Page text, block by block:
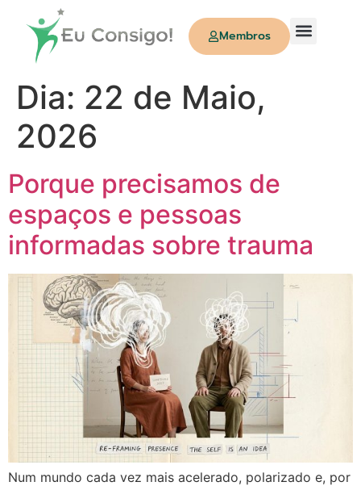
Membros
Dia: 22 de Maio,
2026
Porque precisamos de
espaços e pessoas
informadas sobre trauma
Num mundo cada vez mais acelerado, polarizado e, por